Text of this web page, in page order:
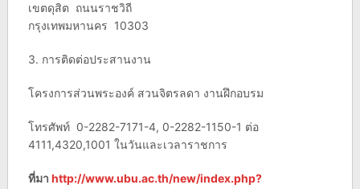
เขตดุสิต ถนนราชวิถี
กรุงเทพมหานคร 10303
3. การติดต่อประสานงาน
โครงการส่วนพระองค์ สวนจิตรลดา งานฝึกอบรม
โทรศัพท์ 0-2282-7171-4, 0-2282-1150-1 ต่อ
4111,4320,1001 ในวันและเวลาราชการ
ที่มา http://www.ubu.ac.th/new/index.php?